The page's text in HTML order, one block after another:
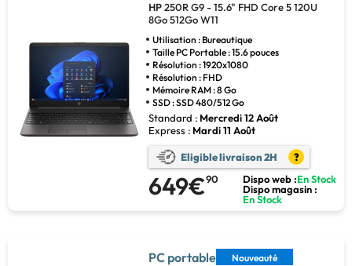
HP250R G9 - 15.6" FHD Core 5 120U
8Go 512Go W11
Utilisation : Bureautique
Taille PC Portable : 15.6 pouces
Résolution : 1920x1080
Résolution : FHD
Mémoire RAM : 8 Go
SSD : SSD 480/512 Go
Standard : Mercredi 12 Août
Express : Mardi 11 Août
Eligible livraison 2H ?
649€90 Dispo web :En Stock
Dispo magasin :
En Stock
PC portable Nouveauté